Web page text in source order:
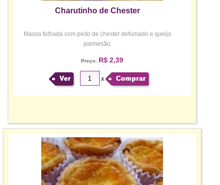
Charutinho de Chester
Massa folhada com peito de chester defumado e queijo
parmesão.
Preço:R$ 2,39
Ver x Comprar